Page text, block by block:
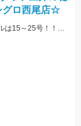
グロ西尾店☆
南伊勢の三吉丸さんでイカメテル行ってきました♪メタルは15～25号！！ヒットカラーは定番の赤緑、オレンジブラックゼブラ、ケイムラブルーなどに好反応♬マイカのサイズも大きくなってきており数、型ともに狙える今がベストタイミングです!(^^)!